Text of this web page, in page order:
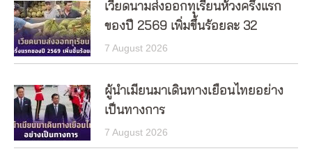
เวียดนามส่งออกทุเรียนห้วงครึ่งแรก
ของปี 2569 เพิ่มขึ้นร้อยละ 32
7 August 2026
ผู้นำเมียนมาเดินทางเยือนไทยอย่าง
เป็นทางการ
7 August 2026